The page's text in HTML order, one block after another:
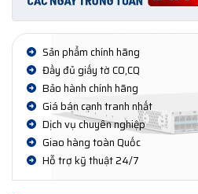
Sản phẩm chính hãng
Đầy đủ giấy tờ CO,CQ
Bảo hành chính hãng
Giá bán cạnh tranh nhất
Dịch vụ chuyên nghiệp
Giao hàng toàn Quốc
Hỗ trợ kỹ thuật 24/7